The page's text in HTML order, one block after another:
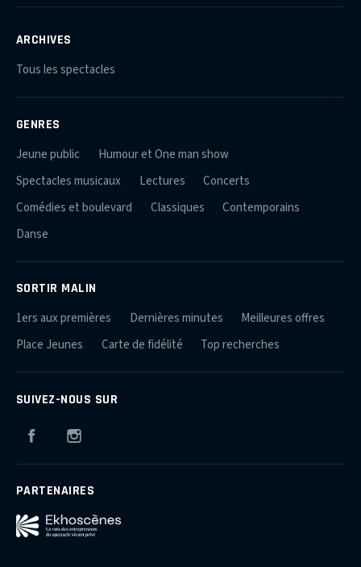
ARCHIVES
Tous les spectacles
GENRES
Jeune public
Humour et One man show
Spectacles musicaux
Lectures
Concerts
Comédies et boulevard
Classiques
Contemporains
Danse
SORTIR MALIN
1ers aux premières Dernières minutes
Meilleures offres
Place Jeunes
Carte de fidélité Top recherches
SUIVEZ-NOUS SUR
Facebook
PARTENAIRES